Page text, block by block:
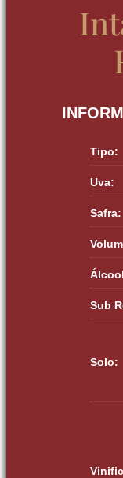
Tipo:
Uva:
Safra:
Sub
Solo: